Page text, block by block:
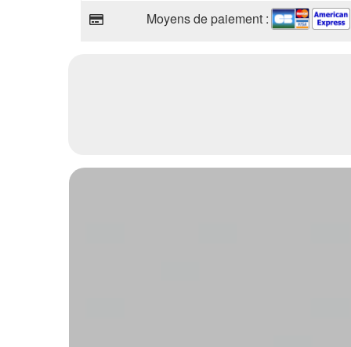
Moyens de paiement :